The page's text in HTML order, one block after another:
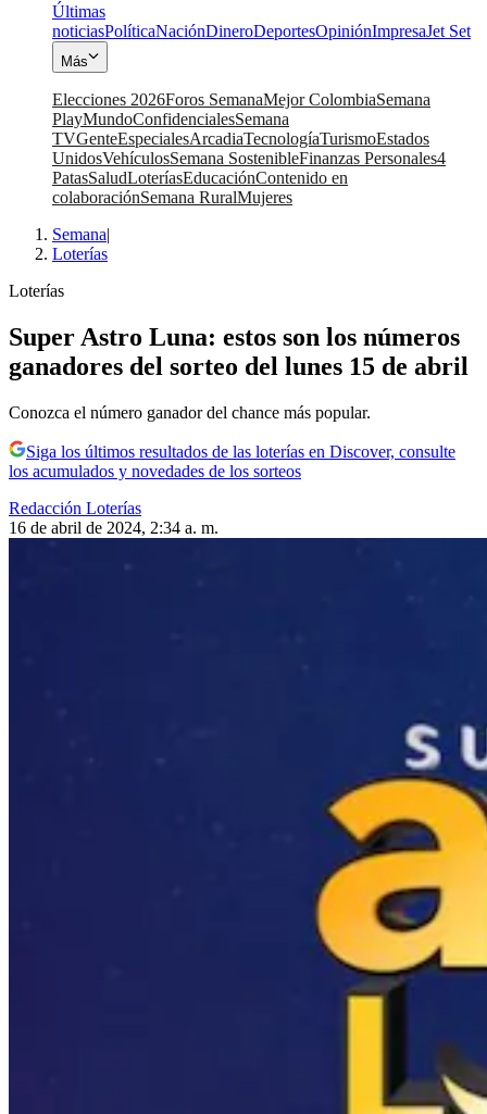
Últimas
noticiasPolíticaNaciónDineroDeportesOpiniónImpresaJet Set
Más
Elecciones 2026Foros SemanaMejor ColombiaSemana
PlayMundoConfidencialesSemana
TVGenteEspecialesArcadiaTecnologíaTurismoEstados
UnidosVehículosSemana SostenibleFinanzas Personales4
PatasSaludLoteríasEducaciónContenido en
colaboraciónSemana RuralMujeres
Semana|
Loterías
Loterías
Super Astro Luna: estos son los números
ganadores del sorteo del lunes 15 de abril
Conozca el número ganador del chance más popular.
Siga los últimos resultados de las loterías en Discover, consulte
los acumulados y novedades de los sorteos
Redacción Loterías
16 de abril de 2024, 2:34 a. m.